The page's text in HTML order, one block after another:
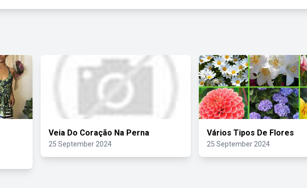
Veia Do Coração Na Perna
25 September 2024
Vários Tipos De Flores
25 September 2024